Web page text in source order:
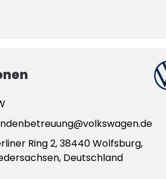
Ring 2, 38440 Wolfsburg,
Deutschland